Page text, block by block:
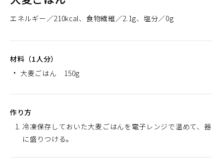
エネルギー 210kcal 食物繊維 2.1g 塩分 0g
材料（1人分）
大麦ごはん 150g
作り方
冷凍保存しておいた大麦ごはんを電子レンジで温めて、器
に盛りつける。